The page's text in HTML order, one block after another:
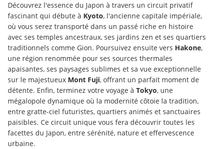
Découvrez l'essence du Japon à travers un circuit privatif
fascinant qui débute à Kyoto, l'ancienne capitale impériale,
où vous serez transporté dans un passé riche en histoire
avec ses temples ancestraux, ses jardins zen et ses quartiers
traditionnels comme Gion. Poursuivez ensuite vers Hakone,
une région renommée pour ses sources thermales
apaisantes, ses paysages sublimes et sa vue exceptionnelle
sur le majestueux Mont Fuji, offrant un parfait moment de
détente. Enfin, terminez votre voyage à Tokyo, une
mégalopole dynamique où la modernité côtoie la tradition,
entre gratte-ciel futuristes, quartiers animés et sanctuaires
paisibles. Ce circuit unique vous fera découvrir toutes les
facettes du Japon, entre sérénité, nature et effervescence
urbaine.